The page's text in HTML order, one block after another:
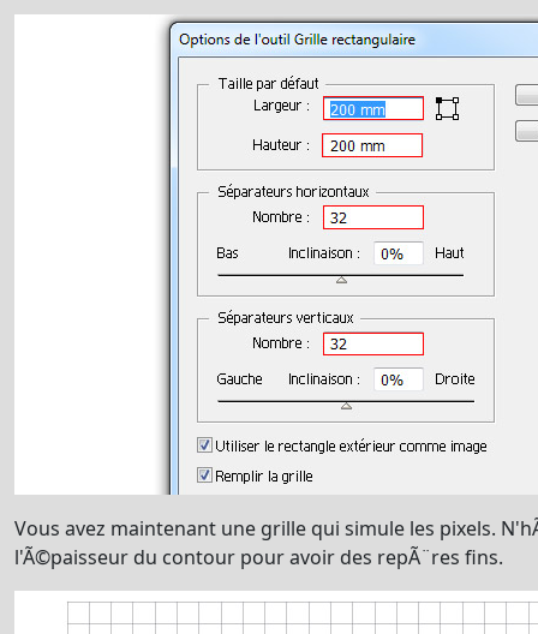
Vous avez maintenant une grille qui simule les pixels.
l'Ã©paisseur du contour pour avoir des repÃ¨res fins.